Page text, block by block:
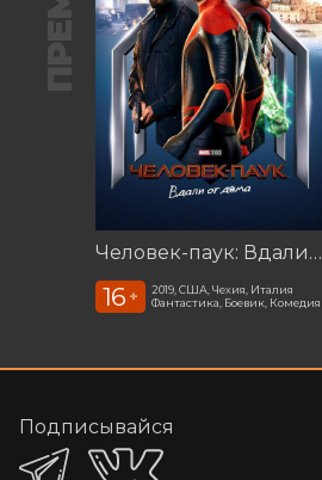
Человек-паук: Вдали от дома (2019)
16 +
2019, США, Чехия, Италия
Фантастика, Боевик, Комедия
Подписывайся